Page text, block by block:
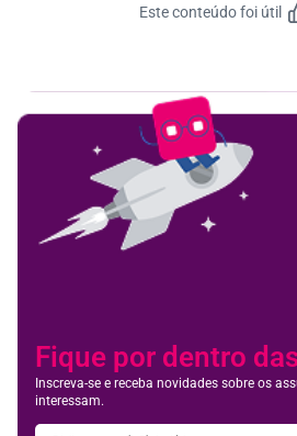
Este conteúdo foi útil
Fique por dentro
Inscreva-se e receba novidades sobre os
interessam.